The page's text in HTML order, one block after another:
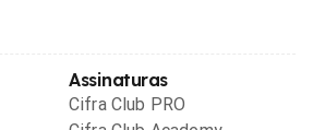
Assinaturas
Cifra Club PRO